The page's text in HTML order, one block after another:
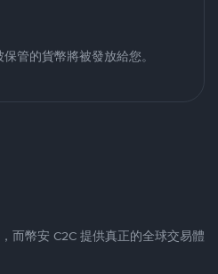
管的貨幣將被發放給您。
而幣安 C2C 提供真正的全球交易體